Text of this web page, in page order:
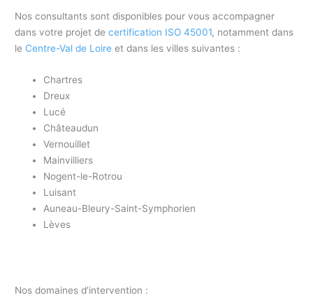
Nos consultants sont disponibles pour vous accompagner
dans votre projet decertification ISO 45001, notamment dans
le Centre-Val de Loire et dans les villes suivantes :
Chartres
Dreux
Lucé
Châteaudun
Vernouillet
Mainvilliers
Nogent-le-Rotrou
Luisant
Auneau-Bleury-Saint-Symphorien
Lèves
Nos domaines d’intervention :